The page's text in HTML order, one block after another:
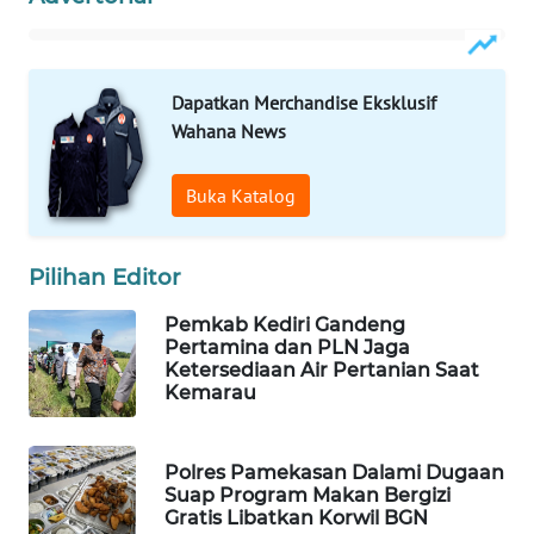
Dapatkan Merchandise Eksklusif
Wahana News
Buka Katalog
Pilihan Editor
Pemkab Kediri Gandeng
Pertamina dan PLN Jaga
Ketersediaan Air Pertanian Saat
Kemarau
Polres Pamekasan Dalami Dugaan
Suap Program Makan Bergizi
Gratis Libatkan Korwil BGN
WAHANA
WAHANA
HEALTH
WAHANA
DESA
WISATA
WAHANA
Wahana
Network
KONSUMEN
LISTRIK